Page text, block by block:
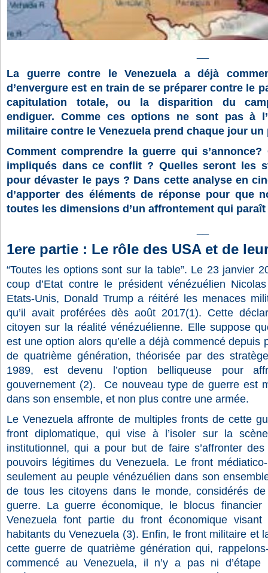
La guerre contre le Venezuela a déjà
d’envergure est en train de se préparer contre le
capitulation totale, ou la disparition du
endiguer. Comme ces options ne sont pas à
militaire contre le Venezuela prend chaque jour
Comment comprendre la guerre qui
impliqués dans ce conflit ? Quelles seront les
pour dévaster le pays ? Dans cette analyse en
d’apporter des éléments de réponse pour que
toutes les dimensions d’un affrontement qui
1ere partie : Le rôle des USA et de
“Toutes les options sont sur la table”. Le 23 janvier
coup d’Etat contre le président vénézuélien
Etats-Unis, Donald Trump a réitéré les menaces
qu’il avait proférées dès août 2017(1). Cette
citoyen sur la réalité vénézuélienne. Elle suppose
est une option alors qu’elle a déjà commencé depuis
de quatrième génération, théorisée par des
1989, est devenu l’option belliqueuse pour
gouvernement (2). Ce nouveau type de guerre est
dans son ensemble, et non plus contre une armée.
Le Venezuela affronte de multiples fronts de cette
front diplomatique, qui vise à l’isoler sur la
institutionnel, qui a pour but de faire s’affronter
pouvoirs légitimes du Venezuela. Le front
seulement au peuple vénézuélien dans son
de tous les citoyens dans le monde, considérés
guerre. La guerre économique, le blocus
Venezuela font partie du front économique
habitants du Venezuela (3). Enfin, le front militaire et
cette guerre de quatrième génération qui,
commencé au Venezuela, il n’y a pas ni